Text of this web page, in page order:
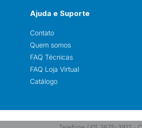
Ajuda e Suporte
Contato
Quem somos
FAQ Técnicas
FAQ Loja Virtual
Catálogo